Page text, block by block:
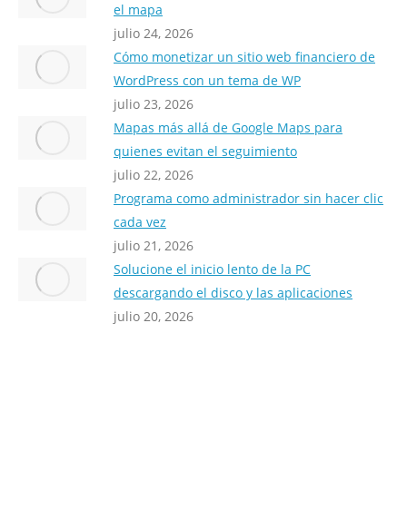
el mapa
julio 24, 2026
Cómo monetizar un sitio web financiero de
WordPress con un tema de WP
julio 23, 2026
Mapas más allá de Google Maps para
quienes evitan el seguimiento
julio 22, 2026
Programa como administrador sin hacer clic
cada vez
julio 21, 2026
Solucione el inicio lento de la PC
descargando el disco y las aplicaciones
julio 20, 2026